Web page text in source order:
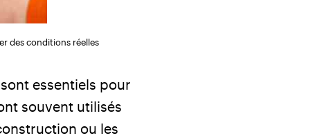
des conditions réelles
essentiels pour
souvent utilisés
ou les